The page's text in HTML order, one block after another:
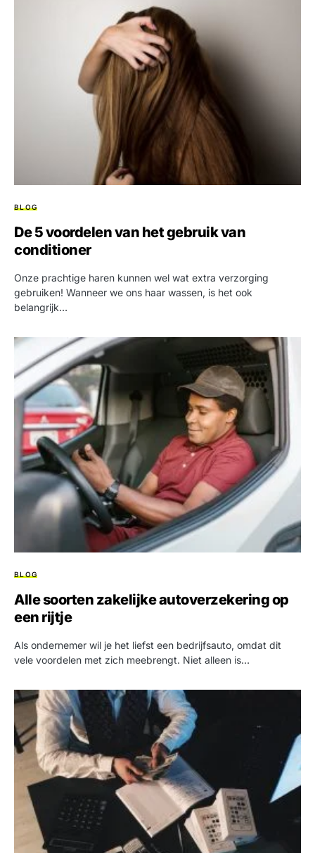
BLOG
De 5 voordelen van het gebruik van
conditioner
Onze prachtige haren kunnen wel wat extra verzorging
gebruiken! Wanneer we ons haar wassen, is het ook
belangrijk…
BLOG
Alle soorten zakelijke autoverzekering op
een rijtje
Als ondernemer wil je het liefst een bedrijfsauto, omdat dit
vele voordelen met zich meebrengt. Niet alleen is…